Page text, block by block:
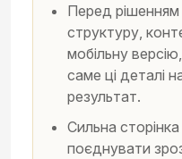
Перед рішенням
структуру,
мобільну
саме ці деталі
результат.
Сильна
поєднувати